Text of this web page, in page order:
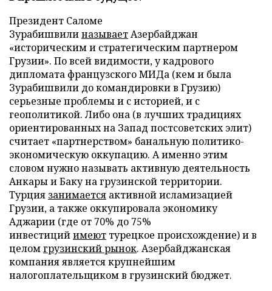
Президент Саломе
ЗурабишвилиназываетАзербайджан
«историческим и стратегическим партнером
Грузии». По всей видимости, у кадрового
дипломата французского МИДа (кем и была
Зурабишвили до командировки в Грузию)
серьезные проблемы и с историей, и с
геополитикой. Либо она (в лучших традициях
ориентированных на Запад постсоветских элит)
считает «партнерством» банальную политико-
экономическую оккупацию. А именно этим
словом нужно называть активную деятельность
Анкары и Баку на грузинской территории.
Турция занимается активной исламизацией
Грузии, а также оккупировала экономику
Аджарии (где от 70% до 75%
инвестицийимеют турецкое происхождение) и в
целомгрузинский рынок. Азербайджанская
компания является крупнейшим
налогоплательщиком в грузинский бюджет.